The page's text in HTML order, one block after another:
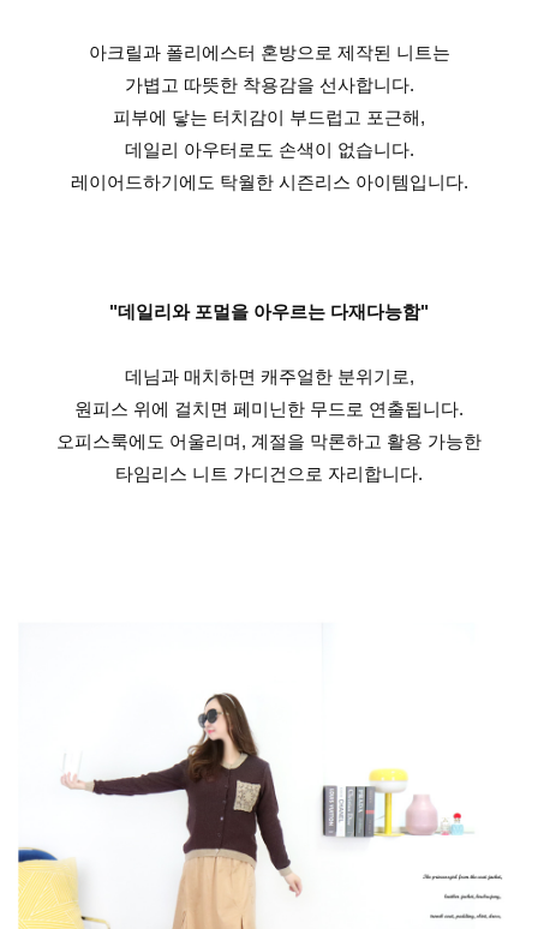
아크릴과 폴리에스터 혼방으로 제작된 니트는
가볍고 따뜻한 착용감을 선사합니다.
피부에 닿는 터치감이 부드럽고 포근해,
데일리 아우터로도 손색이 없습니다.
레이어드하기에도 탁월한 시즌리스 아이템입니다.
"데일리와 포멀을 아우르는 다재다능함"
데님과 매치하면 캐주얼한 분위기로,
원피스 위에 걸치면 페미닌한 무드로 연출됩니다.
오피스룩에도 어울리며, 계절을 막론하고 활용 가능한